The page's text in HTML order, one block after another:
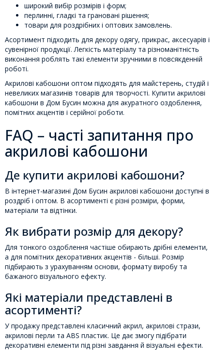
широкий вибір розмірів і форм;
перлинні, гладкі та грановані рішення;
товари для роздрібних і оптових замовлень.
Асортимент підходить для декору одягу, прикрас, аксесуарів і
сувенірної продукції. Легкість матеріалу та різноманітність
виконання роблять такі елементи зручними в повсякденній
роботі.
Акрилові кабошони оптом підходять для майстерень, студій і
невеликих магазинів товарів для творчості. Купити акрилові
кабошони в Дом Бусин можна для акуратного оздоблення,
помітних акцентів і серійної роботи.
FAQ – часті запитання про
акрилові кабошони
Де купити акрилові кабошони?
В інтернет-магазині Дом Бусин акрилові кабошони доступні в
роздріб і оптом. В асортименті є різні розміри, форми,
матеріали та відтінки.
Як вибрати розмір для декору?
Для тонкого оздоблення частіше обирають дрібні елементи,
а для помітних декоративних акцентів - більші. Розмір
підбирають з урахуванням основи, формату виробу та
бажаного візуального ефекту.
Які матеріали представлені в
асортименті?
У продажу представлені класичний акрил, акрилові стрази,
акрилові перли та ABS пластик. Це дає змогу підібрати
декоративні елементи під різні завдання й візуальні ефекти.